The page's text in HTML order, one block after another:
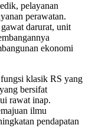
pelayanan
perawatan.
darurat, unit
ekonomi
klasik RS yang
bersifat
rawat inap.
ilmu
pendapatan